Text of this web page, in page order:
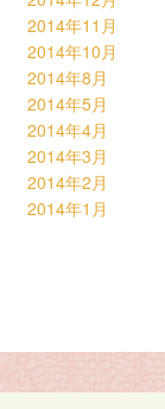
2014年11月
2014年10月
2014年8月
2014年5月
2014年4月
2014年3月
2014年2月
2014年1月